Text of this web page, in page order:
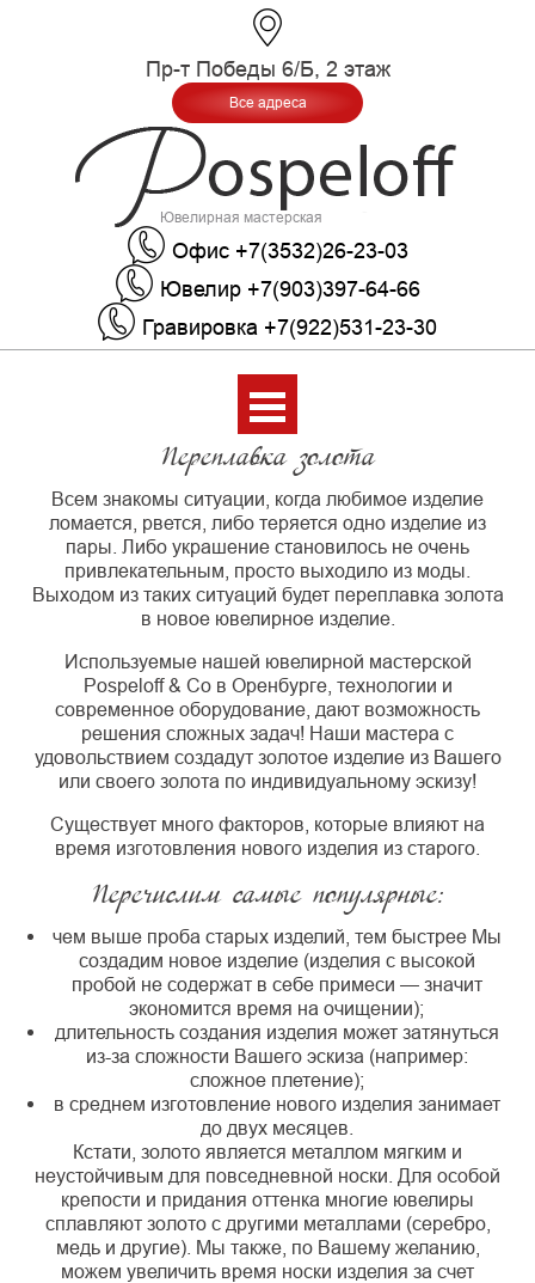
Пр-т Победы 6/Б, 2 этаж
Все адреса
Ювелирная мастерская
Офис +7(3532)26-23-03
Ювелир +7(903)397-64-66
Гравировка +7(922)531-23-30
Переплавка золота
Всем знакомы ситуации, когда любимое изделие
ломается, рвется, либо теряется одно изделие из
пары. Либо украшение становилось не очень
привлекательным, просто выходило из моды.
Выходом из таких ситуаций будет переплавка золота
в новое ювелирное изделие.
Используемые нашей ювелирной мастерской
Pospeloff & Co в Оренбурге, технологии и
современное оборудование, дают возможность
решения сложных задач! Наши мастера с
удовольствием создадут золотое изделие из Вашего
или своего золота по индивидуальному эскизу!
Существует много факторов, которые влияют на
время изготовления нового изделия из старого.
Перечислим самые популярные:
чем выше проба старых изделий, тем быстрее Мы
создадим новое изделие (изделия с высокой
пробой не содержат в себе примеси — значит
экономится время на очищении);
длительность создания изделия может затянуться
из-за сложности Вашего эскиза (например:
сложное плетение);
в среднем изготовление нового изделия занимает
до двух месяцев.
Кстати, золото является металлом мягким и
неустойчивым для повседневной носки. Для особой
крепости и придания оттенка многие ювелиры
сплавляют золото с другими металлами (серебро,
медь и другие). Мы также, по Вашему желанию,
можем увеличить время носки изделия за счет